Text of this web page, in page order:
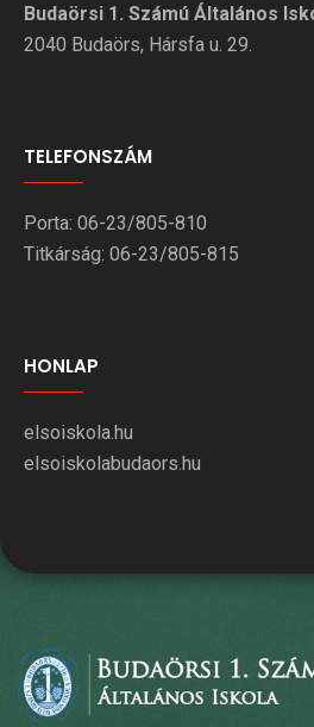
Budaörsi 1. Számú Általános
2040 Budaörs, Hársfa u. 29.
TELEFONSZÁM
Porta: 06-23/805-810
Titkárság: 06-23/805-815
HONLAP
elsoiskola.hu
elsoiskolabudaors.hu